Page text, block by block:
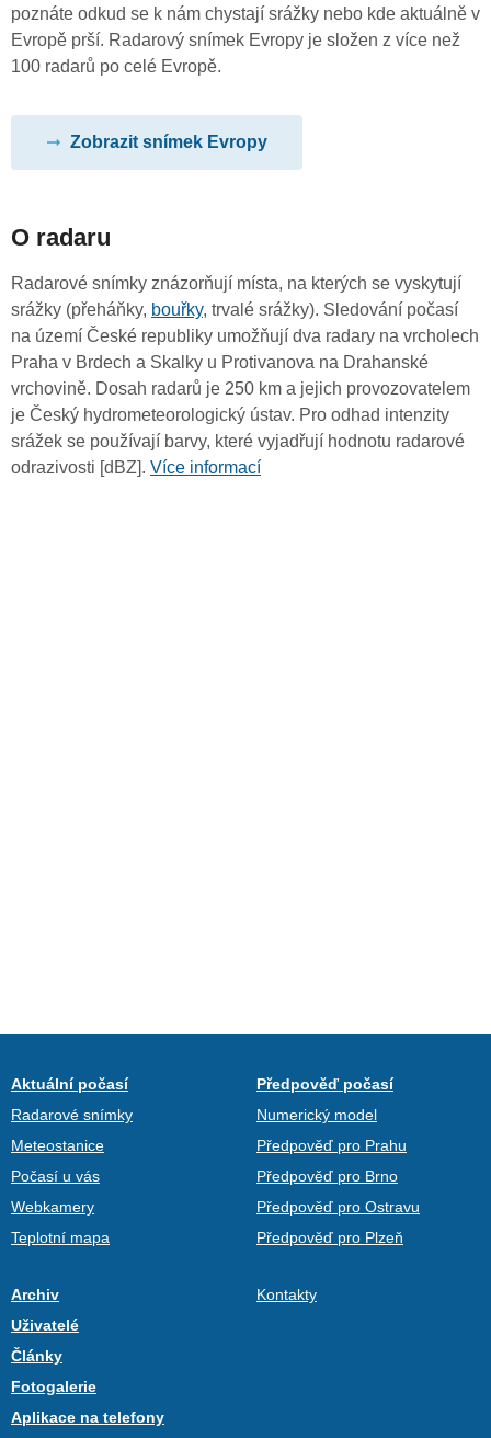
poznáte odkud se k nám chystají srážky nebo kde aktuálně v
Evropě prší. Radarový snímek Evropy je složen z více než
100 radarů po celé Evropě.
Zobrazit snímek Evropy
O radaru
Radarové snímky znázorňují místa, na kterých se vyskytují
srážky (přeháňky, bouřky, trvalé srážky). Sledování počasí
na území České republiky umožňují dva radary na vrcholech
Praha v Brdech a Skalky u Protivanova na Drahanské
vrchovině. Dosah radarů je 250 km a jejich provozovatelem
je Český hydrometeorologický ústav. Pro odhad intenzity
srážek se používají barvy, které vyjadřují hodnotu radarové
odrazivosti [dBZ]. Více informací
Aktuální počasí
Radarové snímky
Meteostanice
Počasí u vás
Webkamery
Teplotní mapa
Předpověď počasí
Numerický model
Předpověď pro Prahu
Předpověď pro Brno
Předpověď pro Ostravu
Předpověď pro Plzeň
Archiv
Uživatelé
Články
Fotogalerie
Aplikace na telefony
Kontakty